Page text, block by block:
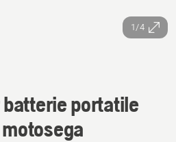
1/4
portatile